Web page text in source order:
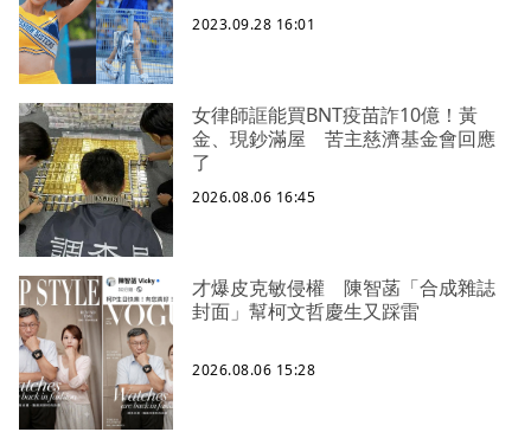
2023.09.28 16:01
女律師誆能買BNT疫苗詐10億！黃
金、現鈔滿屋 苦主慈濟基金會回應
了
2026.08.06 16:45
才爆皮克敏侵權 陳智菡「合成雜誌
封面」幫柯文哲慶生又踩雷
2026.08.06 15:28